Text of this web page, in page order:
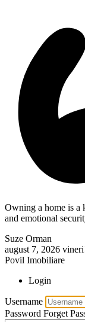
Owning a home is
and emotional
Suze Orman
august 7, 2026
Povil Imobiliare
Login
Username
Password Forget